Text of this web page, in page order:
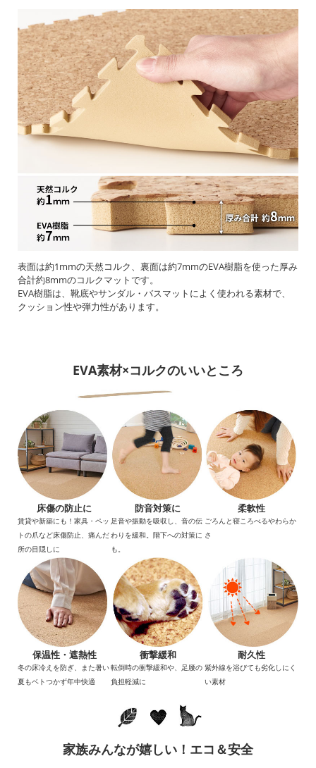
表面は約1mmの天然コルク、裏面は約7mmのEVA樹脂を使った厚み
合計約8mmのコルクマットです。
EVA樹脂は、靴底やサンダル・バスマットによく使われる素材で、
クッション性や弾力性があります。
EVA素材×コルクのいいところ
床傷の防止に 防音対策に 柔軟性
賃貸や新築にも！家具・ペッ
トの爪など床傷防止、痛んだ
所の目隠しに
足音や振動を吸収し、音の伝
わりを緩和。階下への対策に
も。
ごろんと寝ころべるやわらか
さ
保温性・遮熱性 衝撃緩和 耐久性
冬の床冷えを防ぎ、また暑い
夏もベトつかず年中快適
転倒時の衝撃緩和や、足腰の
負担軽減に
紫外線を浴びても劣化しにく
い素材
家族みんなが嬉しい！エコ＆安全